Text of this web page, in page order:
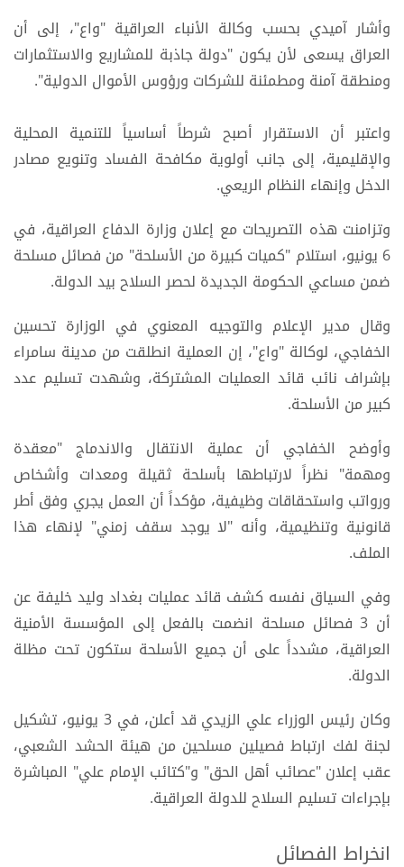
وأشار آميدي بحسب وكالة الأنباء العراقية "واع"، إلى أن
العراق يسعى لأن يكون "دولة جاذبة للمشاريع والاستثمارات
ومنطقة آمنة ومطمئنة للشركات ورؤوس الأموال الدولية".
واعتبر أن الاستقرار أصبح شرطاً أساسياً للتنمية المحلية
والإقليمية، إلى جانب أولوية مكافحة الفساد وتنويع مصادر
الدخل وإنهاء النظام الريعي.
وتزامنت هذه التصريحات مع إعلان وزارة الدفاع العراقية، في
6 يونيو، استلام "كميات كبيرة من الأسلحة" من فصائل مسلحة
ضمن مساعي الحكومة الجديدة لحصر السلاح بيد الدولة.
وقال مدير الإعلام والتوجيه المعنوي في الوزارة تحسين
الخفاجي، لوكالة "واع"، إن العملية انطلقت من مدينة سامراء
بإشراف نائب قائد العمليات المشتركة، وشهدت تسليم عدد
كبير من الأسلحة.
وأوضح الخفاجي أن عملية الانتقال والاندماج "معقدة
ومهمة" نظراً لارتباطها بأسلحة ثقيلة ومعدات وأشخاص
ورواتب واستحقاقات وظيفية، مؤكداً أن العمل يجري وفق أطر
قانونية وتنظيمية، وأنه "لا يوجد سقف زمني" لإنهاء هذا
الملف.
وفي السياق نفسه كشف قائد عمليات بغداد وليد خليفة عن
أن 3 فصائل مسلحة انضمت بالفعل إلى المؤسسة الأمنية
العراقية، مشدداً على أن جميع الأسلحة ستكون تحت مظلة
الدولة.
وكان رئيس الوزراء علي الزيدي قد أعلن، في 3 يونيو، تشكيل
لجنة لفك ارتباط فصيلين مسلحين من هيئة الحشد الشعبي،
عقب إعلان "عصائب أهل الحق" و"كتائب الإمام علي" المباشرة
بإجراءات تسليم السلاح للدولة العراقية.
انخراط الفصائل